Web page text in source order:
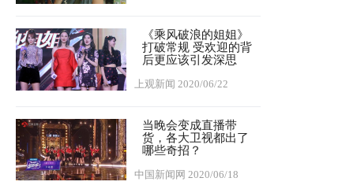
《乘风破浪的姐姐》
打破常规 受欢迎的背
后更应该引发深思
上观新闻 2020/06/22
当晚会变成直播带
货，各大卫视都出了
哪些奇招？
中国新闻网 2020/06/18